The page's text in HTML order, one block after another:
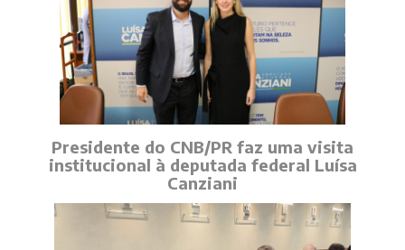
Presidente do CNB/PR faz uma visita
institucional à deputada federal Luísa
Canziani